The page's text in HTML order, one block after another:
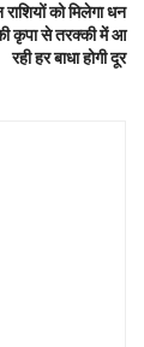
को मिलेगा धन
कृपा से तरक्की में आ
रही हर बाधा होगी दूर